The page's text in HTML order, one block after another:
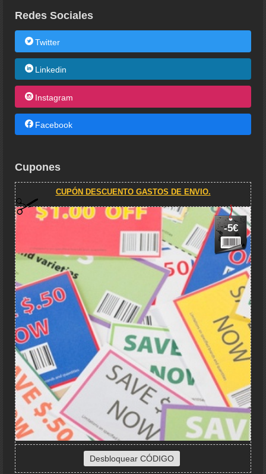
Redes Sociales
Twitter
Linkedin
Instagram
Facebook
Cupones
CUPÓN DESCUENTO GASTOS DE ENVIO.
-5€